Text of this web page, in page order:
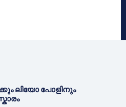
ലിയോ പോളിനും